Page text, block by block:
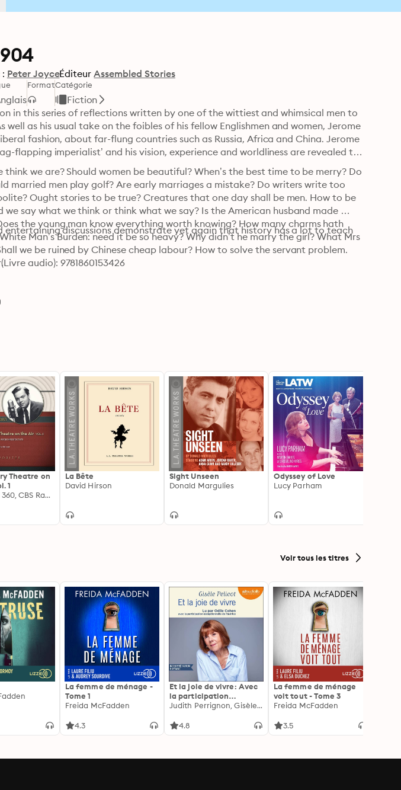
Peter JoyceÉditeur Assembled Stories
FormatCatégorie
Fiction
in this series of reflections written by one of the wittiest and whimsical men to
well as his usual take on the foibles of his fellow Englishmen and women, Jerome
fashion, about far-flung countries such as Russia, Africa and China. Jerome
flapping imperialist’ and his vision, experience and worldliness are revealed to
think we are? Should women be beautiful? When’s the best time to be merry? Do
married men play golf? Are early marriages a mistake? Do writers write too
Ought stories to be true? Creatures that one day shall be men. How to be
say what we think or think what we say? Is the American husband made
the young man know everything worth knowing? How many charms hath
Man’s Burden: need it be so heavy? Why didn’t he marry the girl? What Mrs
we be ruined by Chinese cheap labour? How to solve the servant problem.
entertaining discussions demonstrate yet again that history has a lot to teach
audio): 9781860153426
Theatre on
1
Hollywood 360, CBS Radio
La Bête
David Hirson
Sight Unseen
Donald Margulies
Odyssey of Love
Lucy Parham
Voir tous les titres
La femme de ménage -
Tome 1
Freida McFadden
4.3
Et la joie de vivre: Avec
la participation
exceptionnelle de
Judith Perrignon, Gisèle Pelicot
4.8
La femme de ménage
voit tout - Tome 3
Freida McFadden
3.5